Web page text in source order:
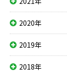
2020年
2019年
2018年